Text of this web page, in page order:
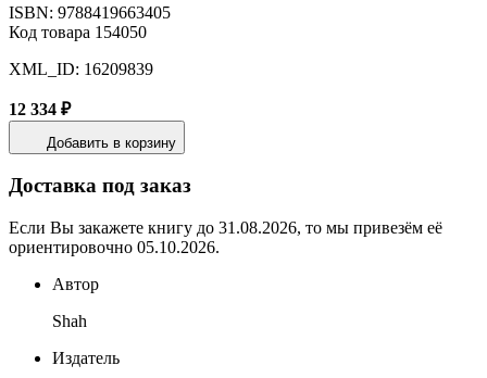
ISBN: 9788419663405
Код товара 154050
XML_ID: 16209839
12 334 ₽
Добавить в корзину
Доставка под заказ
Если Вы закажете книгу до 31.08.2026, то мы привезём её
ориентировочно 05.10.2026.
Автор
Shah
Издатель